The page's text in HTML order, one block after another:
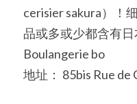
cerisier sakura）！
品或多或少都含有日
Boulangerie bo
地址： 85bis Rue de